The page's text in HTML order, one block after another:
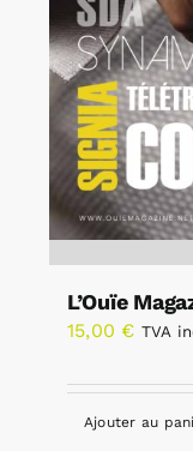
L’Ouïe
15,00 € TVA
Ajouter au